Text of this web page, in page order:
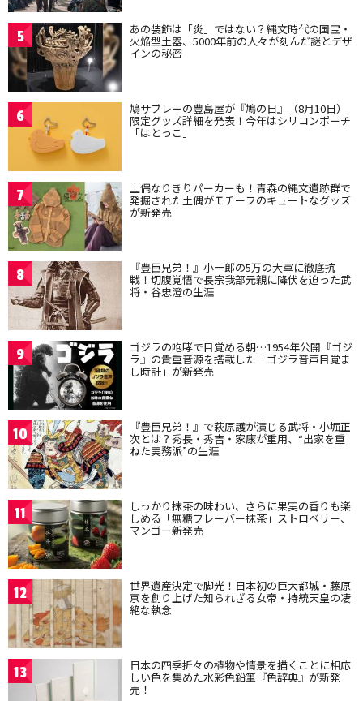
5 あの装飾は「炎」ではない？縄文時代の国宝・
火焔型土器、5000年前の人々が刻んだ謎とデザ
インの秘密
6 鳩サブレーの豊島屋が『鳩の日』（8月10日）
限定グッズ詳細を発表！今年はシリコンポーチ
「はとっこ」
7 土偶なりきりパーカーも！青森の縄文遺跡群で
発掘された土偶がモチーフのキュートなグッズ
が新発売
8 『豊臣兄弟！』小一郎の5万の大軍に徹底抗
戦！切腹覚悟で長宗我部元親に降伏を迫った武
将・谷忠澄の生涯
9 ゴジラの咆哮で目覚める朝…1954年公開『ゴジ
ラ』の貴重音源を搭載した「ゴジラ音声目覚ま
し時計」が新発売
10 『豊臣兄弟！』で萩原護が演じる武将・小堀正
次とは？秀長・秀吉・家康が重用、“出家を重
ねた実務派”の生涯
11 しっかり抹茶の味わい、さらに果実の香りも楽
しめる「無糖フレーバー抹茶」ストロベリー、
マンゴー新発売
12 世界遺産決定で脚光！日本初の巨大都城・藤原
京を創り上げた知られざる女帝・持統天皇の凄
絶な執念
13 日本の四季折々の植物や情景を描くことに相応
しい色を集めた水彩色鉛筆『色辞典』が新発
売！